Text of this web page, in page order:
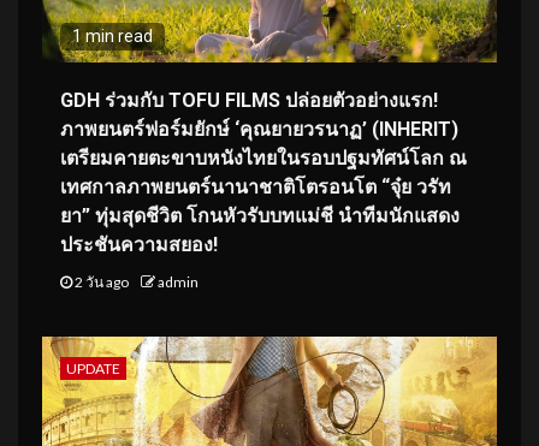
1 min read
GDH ร่วมกับ TOFU FILMS ปล่อยตัวอย่างแรก!
ภาพยนตร์ฟอร์มยักษ์ ‘คุณยายวรนาฏ’ (INHERIT)
เตรียมคายตะขาบหนังไทยในรอบปฐมทัศน์โลก ณ
เทศกาลภาพยนตร์นานาชาติโตรอนโต “จุ๋ย วรัท
ยา” ทุ่มสุดชีวิต โกนหัวรับบทแม่ชี นำทีมนักแสดง
ประชันความสยอง!
2 วัน ago admin
UPDATE